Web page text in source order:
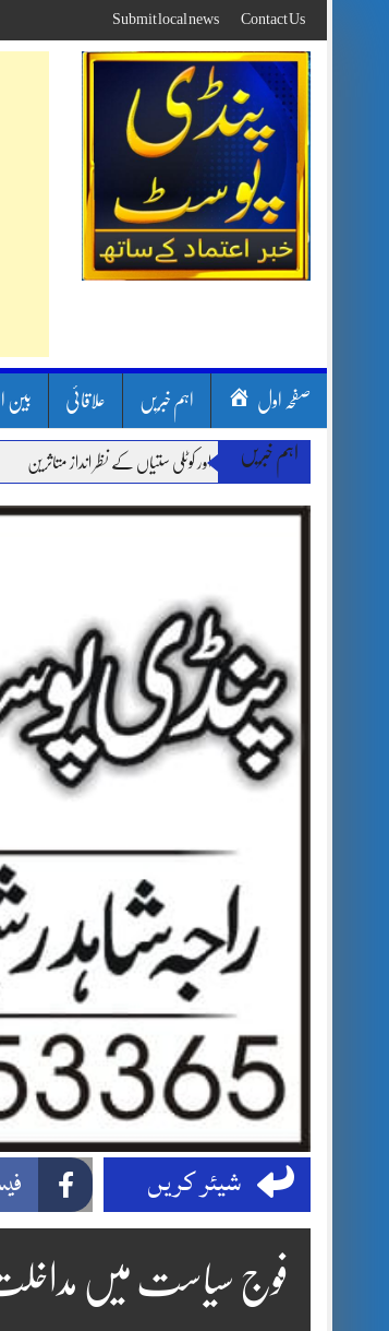
to
content
Contact Us
Submit local news
صفحہ اول اہم خبریں علاقائی بین
اہم خبریں
لینڈ سلائیڈنگ اور کوٹلی ستیاں کے نظر انداز متاثرین
شیئر کریں
فوج سیاست میں